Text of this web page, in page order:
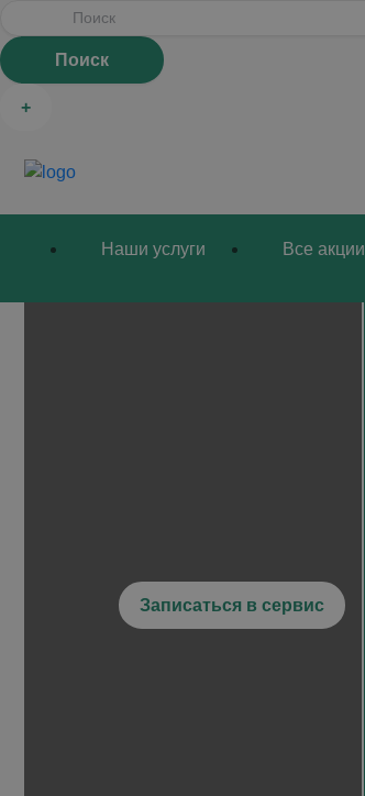
+
Наши услуги Все акции
Записаться в сервис